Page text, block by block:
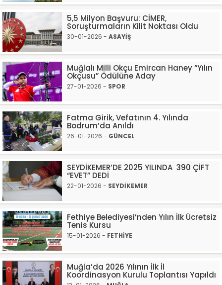
5,5 Milyon Başvuru: CİMER,
Soruşturmaların Kilit Noktası Oldu
30-01-2026 - ASAYİŞ
Muğlalı Milli Okçu Emircan Haney “Yılın
Okçusu” Ödülüne Aday
27-01-2026 - SPOR
Fatma Girik, Vefatının 4. Yılında
Bodrum’da Anıldı
26-01-2026 - GÜNCEL
SEYDİKEMER’DE 2025 YILINDA 390 ÇİFT
“EVET” DEDİ
22-01-2026 - SEYDİKEMER
Fethiye Belediyesi’nden Yılın İlk Ücretsiz
Tenis Kursu
15-01-2026 - FETHİYE
Muğla’da 2026 Yılının İlk İl
Koordinasyon Kurulu Toplantısı Yapıldı